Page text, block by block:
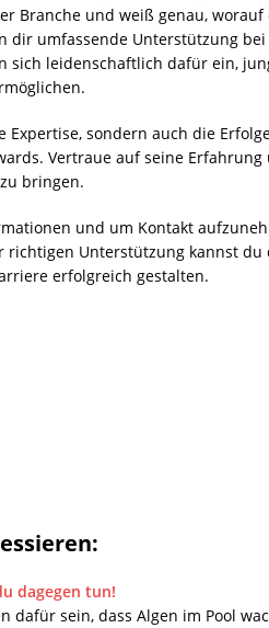
Branche und weiß genau,
dir umfassende Unterstützung
sich leidenschaftlich dafür ein,
sondern auch die
Vertraue auf seine Erfahrung
bringen.
und um Kontakt
richtigen Unterstützung kannst du
erfolgreich gestalten.
dagegen tun!
dafür sein, dass Algen im Pool